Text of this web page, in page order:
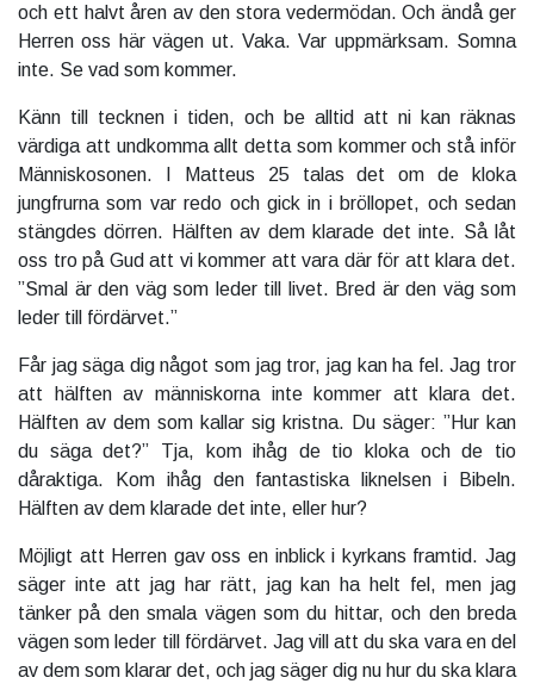
och ett halvt åren av den stora vedermödan. Och ändå ger
Herren oss här vägen ut. Vaka. Var uppmärksam. Somna
inte. Se vad som kommer.
Känn till tecknen i tiden, och be alltid att ni kan räknas
värdiga att undkomma allt detta som kommer och stå inför
Människosonen. I Matteus 25 talas det om de kloka
jungfrurna som var redo och gick in i bröllopet, och sedan
stängdes dörren. Hälften av dem klarade det inte. Så låt
oss tro på Gud att vi kommer att vara där för att klara det.
”Smal är den väg som leder till livet. Bred är den väg som
leder till fördärvet.”
Får jag säga dig något som jag tror, jag kan ha fel. Jag tror
att hälften av människorna inte kommer att klara det.
Hälften av dem som kallar sig kristna. Du säger: ”Hur kan
du säga det?” Tja, kom ihåg de tio kloka och de tio
dåraktiga. Kom ihåg den fantastiska liknelsen i Bibeln.
Hälften av dem klarade det inte, eller hur?
Möjligt att Herren gav oss en inblick i kyrkans framtid. Jag
säger inte att jag har rätt, jag kan ha helt fel, men jag
tänker på den smala vägen som du hittar, och den breda
vägen som leder till fördärvet. Jag vill att du ska vara en del
av dem som klarar det, och jag säger dig nu hur du ska klara